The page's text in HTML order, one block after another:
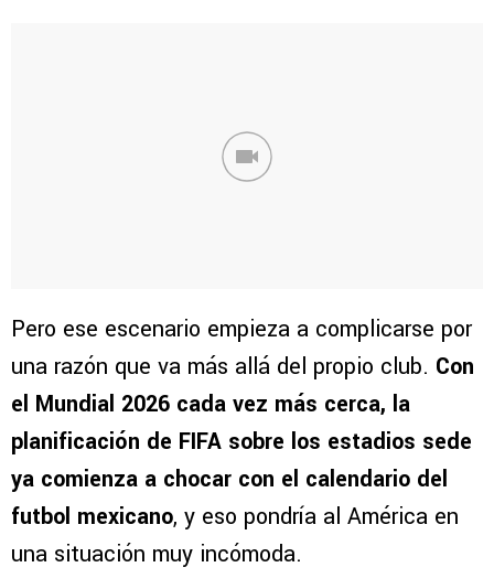
Pero ese escenario empieza a complicarse por
una razón que va más allá del propio club. Con
el Mundial 2026 cada vez más cerca, la
planificación de FIFA sobre los estadios sede
ya comienza a chocar con el calendario del
futbol mexicano, y eso pondría al América en
una situación muy incómoda.